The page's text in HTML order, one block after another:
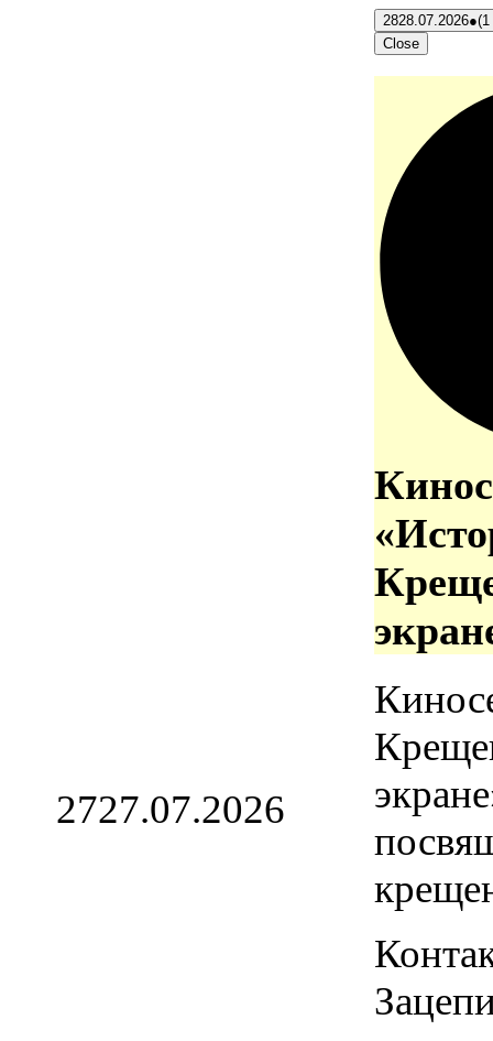
2727.07.2026
2828.07.2026●(1
Close